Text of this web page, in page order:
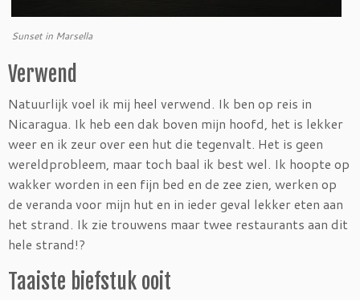
Sunset in Marsella
Verwend
Natuurlijk voel ik mij heel verwend. Ik ben op reis in
Nicaragua. Ik heb een dak boven mijn hoofd, het is lekker
weer en ik zeur over een hut die tegenvalt. Het is geen
wereldprobleem, maar toch baal ik best wel. Ik hoopte op
wakker worden in een fijn bed en de zee zien, werken op
de veranda voor mijn hut en in ieder geval lekker eten aan
het strand. Ik zie trouwens maar twee restaurants aan dit
hele strand!?
Taaiste biefstuk ooit